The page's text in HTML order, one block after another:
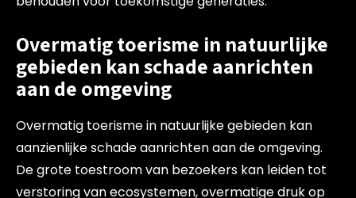
Overmatig toerisme in natuurlijke
gebieden kan schade aanrichten
aan de omgeving
Overmatig toerisme in natuurlijke gebieden kan
aanzienlijke schade aanrichten aan de omgeving.
De grote toestroom van bezoekers kan leiden tot
verstoring van ecosystemen, overmatige druk op